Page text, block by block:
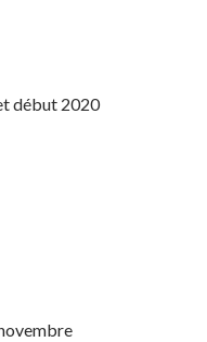
début 2020